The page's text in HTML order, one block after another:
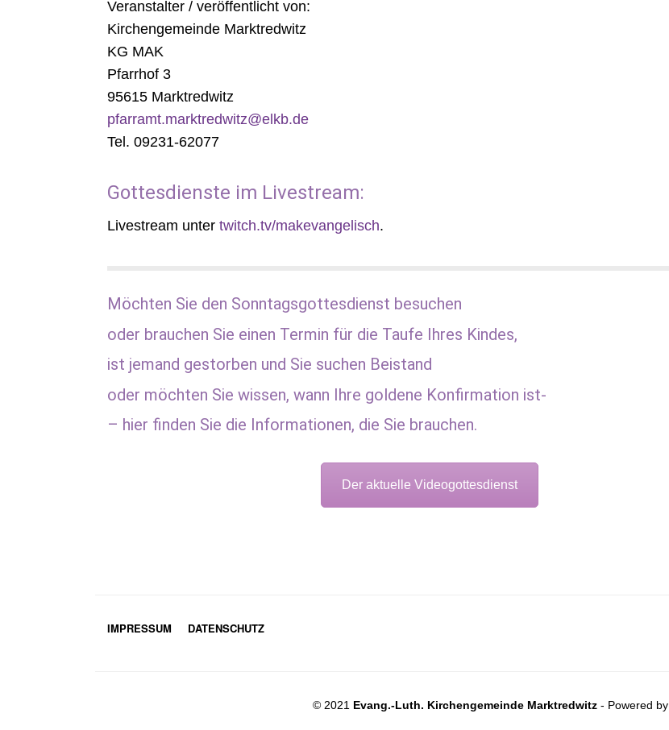
Veranstalter / veröffentlicht von:
Kirchengemeinde Marktredwitz
KG MAK
Pfarrhof 3
95615 Marktredwitz
pfarramt.marktredwitz@elkb.de
Tel. 09231-62077
Gottesdienste im Livestream:
Livestream unter twitch.tv/makevangelisch.
Möchten Sie den Sonntagsgottesdienst besuchen
oder brauchen Sie einen Termin für die Taufe Ihres Kindes,
ist jemand gestorben und Sie suchen Beistand
oder möchten Sie wissen, wann Ihre goldene Konfirmation ist-
– hier finden Sie die Informationen, die Sie brauchen.
Der aktuelle Videogottesdienst
IMPRESSUM DATENSCHUTZ
© 2021 Evang.-Luth. Kirchengemeinde Marktredwitz- Powered by